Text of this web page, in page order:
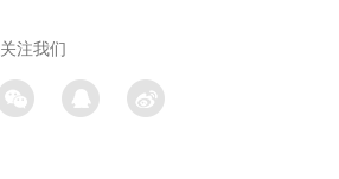
关注我们